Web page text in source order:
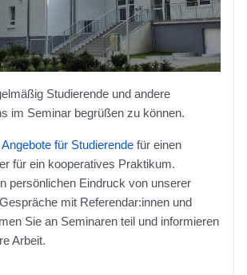
Studierende und andere
im Seminar begrüßen zu können.
Angebote für Studierende für einen
für ein kooperatives Praktikum.
persönlichen Eindruck von unserer
mit Referendar:innen und
Sie an Seminaren teil und informieren
Arbeit.